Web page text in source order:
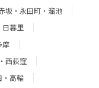
坂・永田町・溜池
日暮里
摩
西荻窪
・高輪